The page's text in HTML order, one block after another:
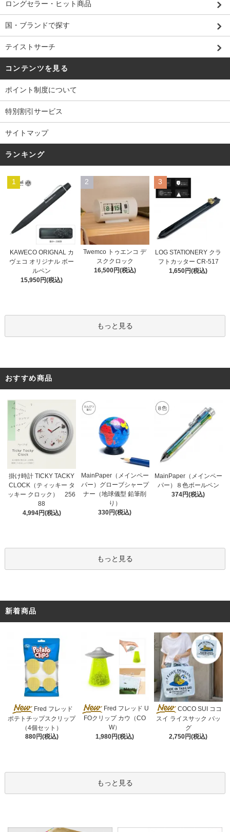
ロングセラー・ヒット商品
国・ブランドで探す
テイストサーチ
コンテンツを見る
ポイント制度について
特別割引サービス
サイトマップ
ランキング
1
KAWECO ORIGNAL カ
ヴェコ オリジナル ボー
ルペン
15,950円(税込)
2
Twemco トゥエンコ デ
スククロック
16,500円(税込)
3
LOG STATIONERY クラ
フトカッター CR-517
1,650円(税込)
もっと見る
おすすめ商品
掛け時計 TICKY TACKY
CLOCK（ティッキー タ
ッキー クロック） 256
88
4,994円(税込)
MainPaper（メインペー
パー）グローブシャープ
ナー（地球儀型 鉛筆削
り）
330円(税込)
MainPaper（メインペー
パー）８色ボールペン
374円(税込)
もっと見る
新着商品
Fred フレッド
ポテトチップスクリップ
（4個セット）
880円(税込)
Fred フレッド U
FOクリップ カウ（CO
W）
1,980円(税込)
COCO SUI ココ
スイ ライスサック バッ
グ
2,750円(税込)
もっと見る